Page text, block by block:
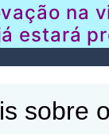
na
estará
sobre